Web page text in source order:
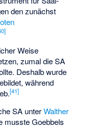
den zunächst
]
Weise
zumal die SA
Deshalb wurde
während
[41]
SA unterWalther
musste Goebbels